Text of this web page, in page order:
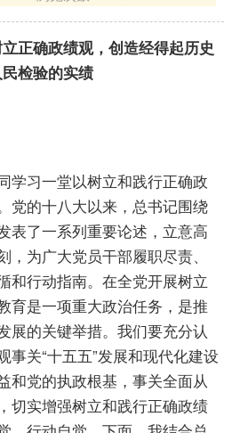
正确政绩观，创造经得起历史
检验的实绩
学习一堂以树立和践行正确政
党的十八大以来，总书记围绕
表了一系列重要论述，立意高
为广大党员干部履职尽责、
和行动指南。在全党开展树立
育是一项重大政治任务，是推
展的关键举措。我们要充分认
事关“十五五”发展和现代化建设
和党的执政根基，事关全面从
切实增强树立和践行正确政绩